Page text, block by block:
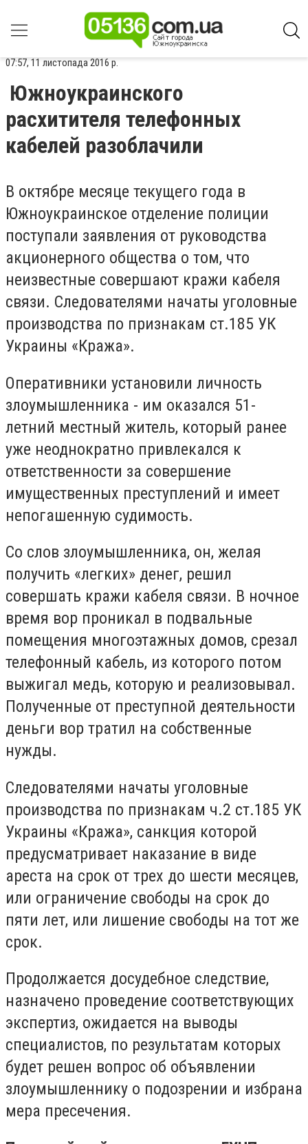
07:57, 11 листопада 2016 р.
Южноукраинского
расхитителя телефонных
кабелей разоблачили
В октябре месяце текущего года в
Южноукраинское отделение полиции
поступали заявления от руководства
акционерного общества о том, что
неизвестные совершают кражи кабеля
связи. Следователями начаты уголовные
производства по признакам ст.185 УК
Украины «Кража».
Оперативники установили личность
злоумышленника - им оказался 51-
летний местный житель, который ранее
уже неоднократно привлекался к
ответственности за совершение
имущественных преступлений и имеет
непогашенную судимость.
Со слов злоумышленника, он, желая
получить «легких» денег, решил
совершать кражи кабеля связи. В ночное
время вор проникал в подвальные
помещения многоэтажных домов, срезал
телефонный кабель, из которого потом
выжигал медь, которую и реализовывал.
Полученные от преступной деятельности
деньги вор тратил на собственные
нужды.
Следователями начаты уголовные
производства по признакам ч.2 ст.185 УК
Украины «Кража», санкция которой
предусматривает наказание в виде
ареста на срок от трех до шести месяцев,
или ограничение свободы на срок до
пяти лет, или лишение свободы на тот же
срок.
Продолжается досудебное следствие,
назначено проведение соответствующих
экспертиз, ожидается на выводы
специалистов, по результатам которых
будет решен вопрос об объявлении
злоумышленнику о подозрении и избрана
мера пресечения.